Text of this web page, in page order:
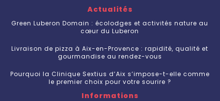
Actualités
Green Luberon Domain : écolodges et activités nature au
cœur du Luberon
Livraison de pizza à Aix-en-Provence : rapidité, qualité et
gourmandise au rendez-vous
Pourquoi la Clinique Sextius d’Aix s’impose-t-elle comme
le premier choix pour votre sourire ?
Informations